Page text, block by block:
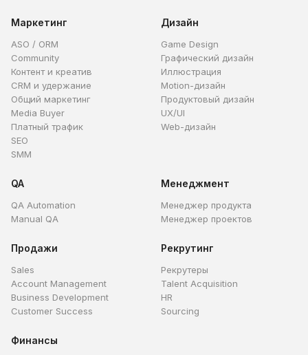
Маркетинг
ASO / ORM
Community
Контент и креатив
CRM и удержание
Общий маркетинг
Media Buyer
Платный трафик
SEO
SMM
Дизайн
Game Design
Графический дизайн
Иллюстрация
Motion-дизайн
Продуктовый дизайн
UX/UI
Web-дизайн
QA
QA Automation
Manual QA
Менеджмент
Менеджер продукта
Менеджер проектов
Продажи
Sales
Account Management
Business Development
Customer Success
Рекрутинг
Рекрутеры
Talent Acquisition
HR
Sourcing
Финансы